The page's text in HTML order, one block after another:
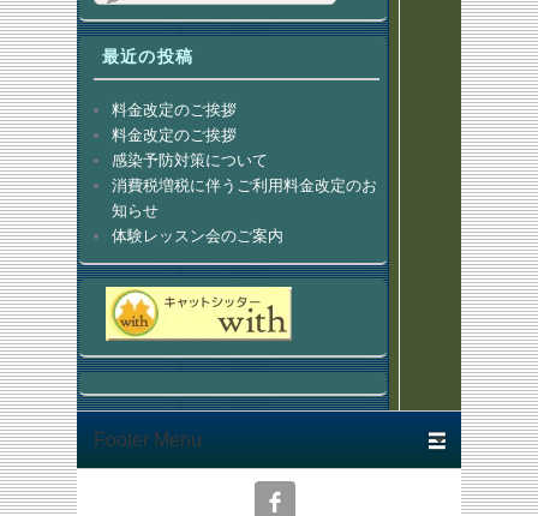
最近の投稿
料金改定のご挨拶
料金改定のご挨拶
感染予防対策について
消費税増税に伴うご利用料金改定のお
知らせ
体験レッスン会のご案内